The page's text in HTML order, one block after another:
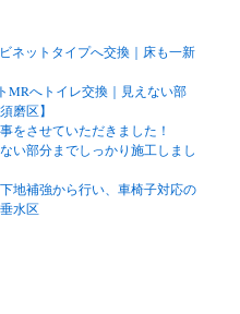
ネットタイプへ交換｜床も一新
MRへトイレ交換｜見えない部
磨区】
をさせていただきました！
い部分までしっかり施工しまし
地補強から行い、車椅子対応の
水区